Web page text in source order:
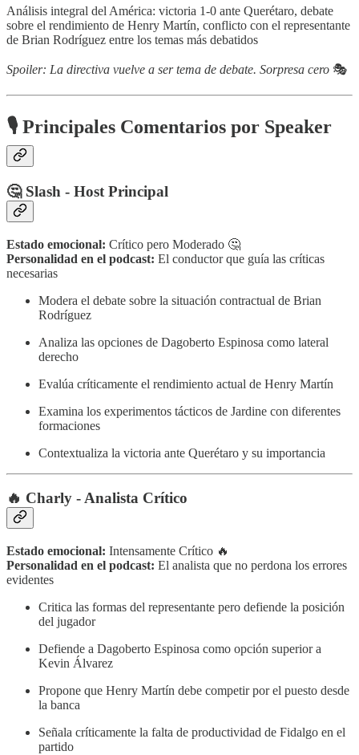
Análisis integral del América: victoria 1-0 ante Querétaro, debate
sobre el rendimiento de Henry Martín, conflicto con el representante
de Brian Rodríguez entre los temas más debatidos
Spoiler: La directiva vuelve a ser tema de debate. Sorpresa cero 🎭
🎙️ Principales Comentarios por Speaker
🤔 Slash - Host Principal
Estado emocional: Crítico pero Moderado 🤔
Personalidad en el podcast: El conductor que guía las críticas
necesarias
Modera el debate sobre la situación contractual de Brian
Rodríguez
Analiza las opciones de Dagoberto Espinosa como lateral
derecho
Evalúa críticamente el rendimiento actual de Henry Martín
Examina los experimentos tácticos de Jardine con diferentes
formaciones
Contextualiza la victoria ante Querétaro y su importancia
🔥 Charly - Analista Crítico
Estado emocional: Intensamente Crítico 🔥
Personalidad en el podcast: El analista que no perdona los errores
evidentes
Critica las formas del representante pero defiende la posición
del jugador
Defiende a Dagoberto Espinosa como opción superior a
Kevin Álvarez
Propone que Henry Martín debe competir por el puesto desde
la banca
Señala críticamente la falta de productividad de Fidalgo en el
partido